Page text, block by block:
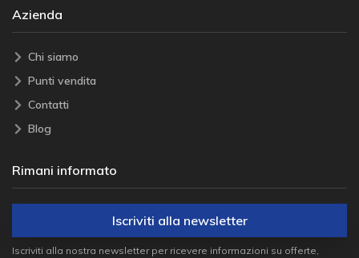
Azienda
Chi siamo
Punti vendita
Contatti
Blog
Rimani informato
Iscriviti alla newsletter
Iscriviti alla nostra newsletter per ricevere informazioni su offerte,